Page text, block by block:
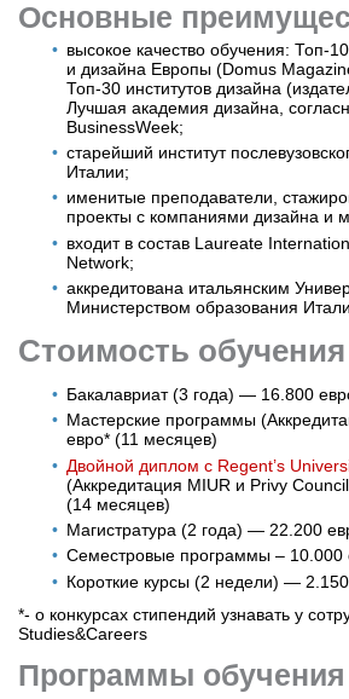
Основные
высокое качество обучения: Топ-
и дизайна Европы (Domus
Топ-30 институтов дизайна
Лучшая академия дизайна,
BusinessWeek;
старейший институт
Италии;
именитые преподаватели,
проекты с компаниями дизайна и
входит в состав Laureate
Network;
аккредитована итальянским
Министерством образования
Стоимость обучения
Бакалавриат (3 года) — 16.800
Мастерские программы
евро* (11 месяцев)
Двойной диплом с Regent’s
(Аккредитация MIUR и Privy
(14 месяцев)
Магистратура (2 года) — 22.200
Семестровые программы – 10.000
Короткие курсы (2 недели) —
*- о конкурсах стипендий узнавать у
Studies&Careers
Программы обучения